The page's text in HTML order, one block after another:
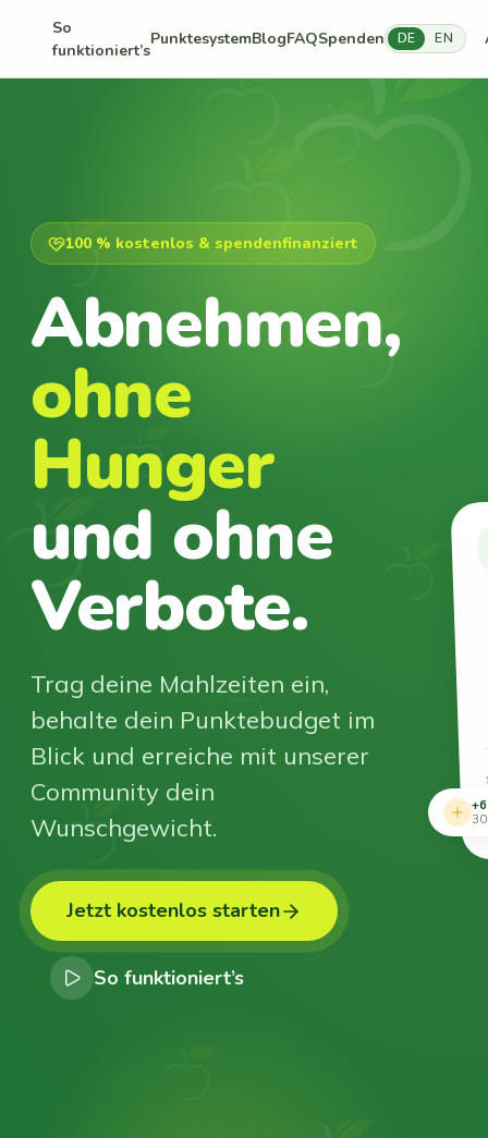
So
funktioniert’s
PunktesystemBlogFAQSpenden DE EN
100 % kostenlos & spendenfinanziert
Abnehmen,
ohne
Hunger
und ohne
Verbote.
Trag deine Mahlzeiten ein,
behalte dein Punktebudget im
Blick und erreiche mit unserer
Community dein
Wunschgewicht.
Jetzt kostenlos starten
So funktioniert’s